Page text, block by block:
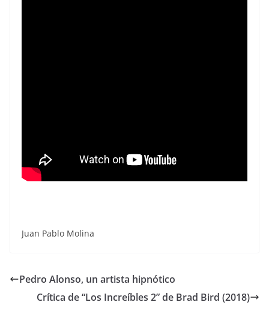
Juan Pablo Molina
Pedro Alonso, un artista hipnótico
Crítica de “Los Increíbles 2” de Brad Bird (2018)